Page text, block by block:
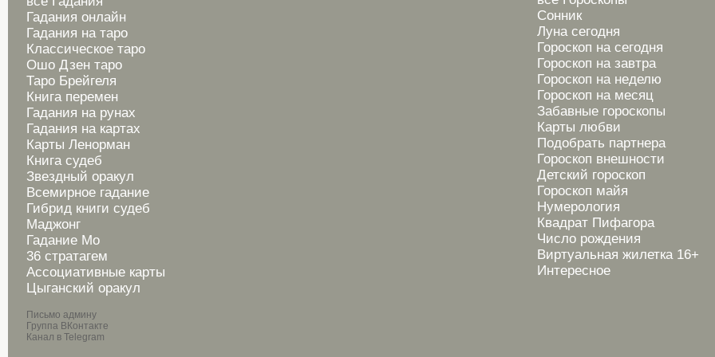
Гадания онлайн
Гадания на таро
Классическое таро
Ошо Дзен таро
Таро Брейгеля
Книга перемен
Гадания на рунах
Гадания на картах
Карты Ленорман
Книга судеб
Звездный оракул
Всемирное гадание
Гибрид книги судеб
Маджонг
Гадание Мо
36 стратагем
Ассоциативные карты
Цыганский оракул
Письмо админу
Группа ВКонтакте
Канал в Telegram
Сонник
Луна сегодня
Гороскоп на сегодня
Гороскоп на завтра
Гороскоп на неделю
Гороскоп на месяц
Забавные гороскопы
Карты любви
Подобрать партнера
Гороскоп внешности
Детский гороскоп
Гороскоп майя
Нумерология
Квадрат Пифагора
Число рождения
Виртуальная жилетка 16+
Интересное